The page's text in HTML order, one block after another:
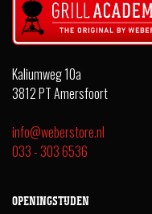
Kaliumweg 10a
3812 PT Amersfoort
info@weberstore.nl
033 - 303 6536
OPENINGSTIJDEN